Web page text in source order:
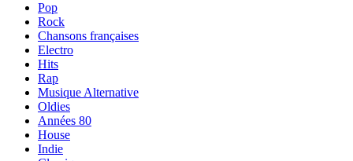
Pop
Rock
Chansons françaises
Electro
Hits
Rap
Musique Alternative
Oldies
Années 80
House
Indie